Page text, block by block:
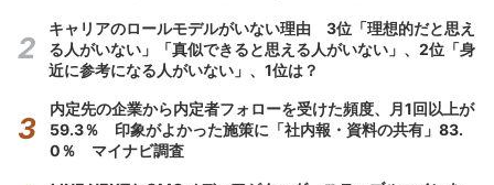
キャリアのロールモデルがいない理由 3位「理想的だと思え
る人がいない」「真似できると思える人がいない」、2位「身
近に参考になる人がいない」、1位は？
内定先の企業から内定者フォローを受けた頻度、月1回以上が
59.3％ 印象がよかった施策に「社内報・資料の共有」83.
0％ マイナビ調査